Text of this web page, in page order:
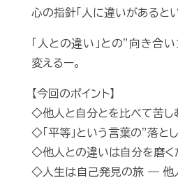
心の指針「人に違いがあるとい
「人との違い」との”向き合
変えるー。
【今回のポイント】
◇他人と自分とを比べて苦し
◇「平等」という言葉の”落と
◇他人との違いは自分を磨く
◇人生は自己発見の旅 ― 他